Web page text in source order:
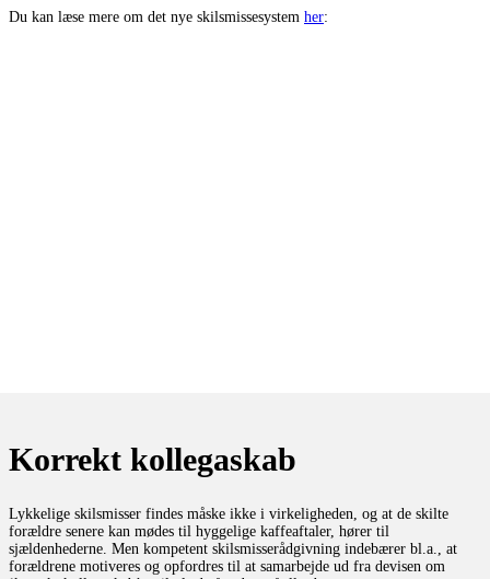
Du kan læse mere om det nye skilsmissesystem her:
Korrekt kollegaskab
Lykkelige skilsmisser findes måske ikke i virkeligheden, og at de skilte
forældre senere kan mødes til hyggelige kaffeaftaler, hører til
sjældenhederne. Men kompetent skilsmisserådgivning indebærer bl.a., at
forældrene motiveres og opfordres til at samarbejde ud fra devisen om